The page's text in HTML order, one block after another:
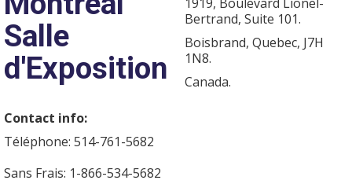
Salle
d'Exposition
Bertrand, Suite 101.
Boisbrand, Quebec, J7H
1N8.
Canada.
Contact info:
Téléphone: 514-761-5682
Sans Frais: 1-866-534-5682